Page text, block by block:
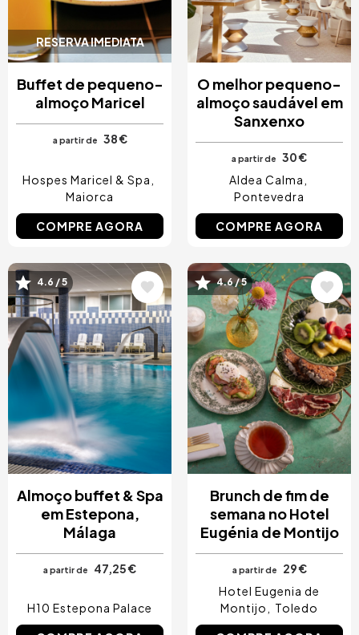
RESERVA IMEDIATA
Buffet de pequeno-
almoço Maricel
a partir de 38 €
Hospes Maricel & Spa
Maiorca
COMPRE AGORA
O melhor pequeno-
almoço saudável em
Sanxenxo
a partir de
30 €
Aldea Calma
Pontevedra
COMPRE AGORA
Imagem
4.6 / 5
Almoço buffet & Spa
em Estepona,
Málaga
a partir de 47,25 €
H10 Estepona Palace
Imagem
4.6 / 5
Brunch de fim de
semana no Hotel
Eugénia de Montijo
a partir de
29 €
Hotel Eugenia de
Montijo
Toledo